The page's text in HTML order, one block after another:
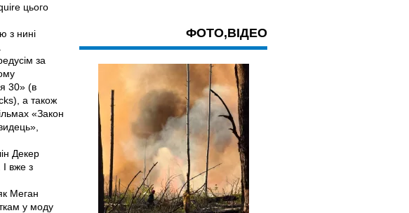
цього
з нині
за
30» (в
а також
«Закон
Декер
вже з
Меган
у моду
ФОТО,ВІДЕО